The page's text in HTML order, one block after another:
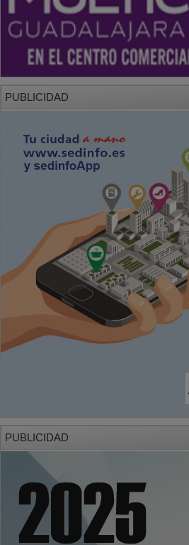
PUBLICIDAD
PUBLICIDAD